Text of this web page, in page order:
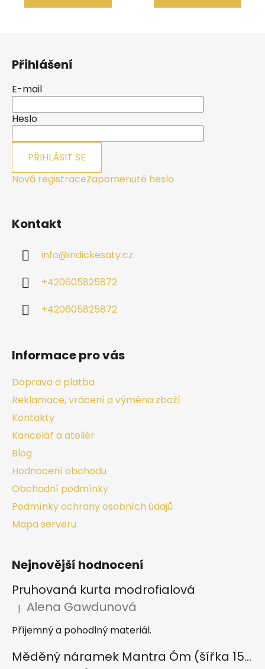
Přihlášení
E-mail
Heslo
PŘIHLÁSIT SE
Nová registraceZapomenuté heslo
Kontakt
info@indickesaty.cz
+420605825872
+420605825872
Informace pro vás
Doprava a platba
Reklamace, vrácení a výměna zboží
Kontakty
Kancelář a ateliér
Blog
Hodnocení obchodu
Obchodní podmínky
Podmínky ochrany osobních údajů
Mapa serveru
Nejnovější hodnocení
Pruhovaná kurta modrofialová
Hodnocení produktu je 5 z 5 hvězdiček.
| Alena Gawdunová
Příjemný a pohodlný materiál.
Měděný náramek Mantra Óm (šířka 15 mm)